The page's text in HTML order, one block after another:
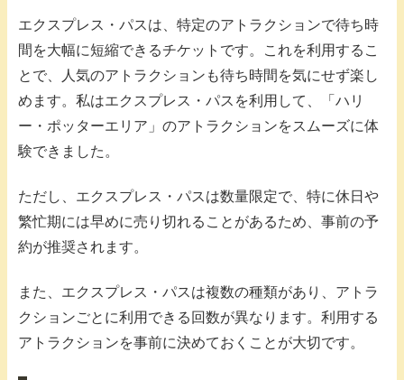
エクスプレス・パスは、特定のアトラクションで待ち時
間を大幅に短縮できるチケットです。これを利用するこ
とで、人気のアトラクションも待ち時間を気にせず楽し
めます。私はエクスプレス・パスを利用して、「ハリ
ー・ポッターエリア」のアトラクションをスムーズに体
験できました。
ただし、エクスプレス・パスは数量限定で、特に休日や
繁忙期には早めに売り切れることがあるため、事前の予
約が推奨されます。
また、エクスプレス・パスは複数の種類があり、アトラ
クションごとに利用できる回数が異なります。利用する
アトラクションを事前に決めておくことが大切です。